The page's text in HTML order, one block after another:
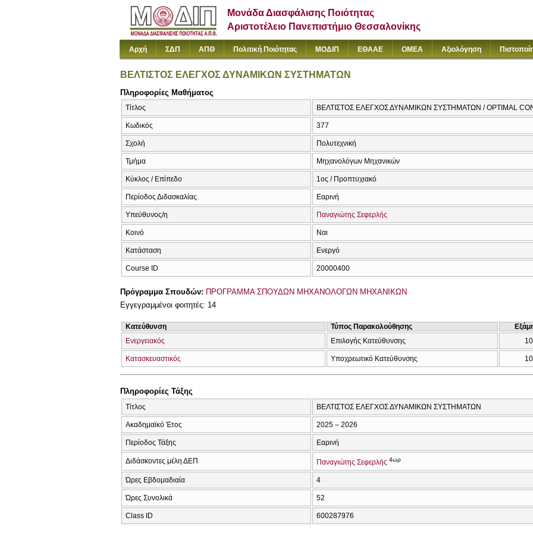
Μονάδα Διασφάλισης Ποιότητας
Αριστοτέλειο Πανεπιστήμιο Θεσσαλονίκης
Αρχή ΣΔΠ ΑΠΘ Πολιτική Ποιότητας ΜΟΔΙΠ ΕΘΑΑΕ ΟΜΕΑ Αξιολόγηση
ΒΕΛΤΙΣΤΟΣ ΕΛΕΓΧΟΣ ΔΥΝΑΜΙΚΩΝ ΣΥΣΤΗΜΑΤΩΝ
Πληροφορίες Μαθήματος
Τίτλος ΒΕΛΤΙΣΤΟΣ ΕΛΕΓΧΟΣ ΔΥΝΑΜΙΚΩΝ ΣΥΣΤΗΜΑΤΩΝ / OPTIMAL
Κωδικός 377
Σχολή Πολυτεχνική
Τμήμα Μηχανολόγων Μηχανικών
Κύκλος / Επίπεδο 1ος / Προπτυχιακό
Περίοδος Διδασκαλίας Εαρινή
Υπεύθυνος/η Παναγιώτης Σεφερλής
Κοινό Ναι
Κατάσταση Ενεργό
Course ID 20000400
Πρόγραμμα Σπουδών: ΠΡΟΓΡΑΜΜΑ ΣΠΟΥΔΩΝ ΜΗΧΑΝΟΛΟΓΩΝ ΜΗΧΑΝΙΚΩΝ
Εγγεγραμμένοι φοιτητές: 14
Κατεύθυνση Τύπος Παρακολούθησης
Ενεργειακός
Επιλογής Κατεύθυνσης 10
Κατασκευαστικός Υποχρεωτικό Κατεύθυνσης 10
Πληροφορίες Τάξης
Τίτλος ΒΕΛΤΙΣΤΟΣ ΕΛΕΓΧΟΣ ΔΥΝΑΜΙΚΩΝ ΣΥΣΤΗΜΑΤΩΝ
Ακαδημαϊκό Έτος 2025 – 2026
Περίοδος Τάξης Εαρινή
Διδάσκοντες μέλη ΔΕΠ Παναγιώτης Σεφερλής 4ωρ
Ώρες Εβδομαδιαία 4
Ώρες Συνολικά 52
Class ID 600287976